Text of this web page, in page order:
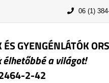
06 (1)
GYENGÉNLÁTÓK
a világot!
2-42